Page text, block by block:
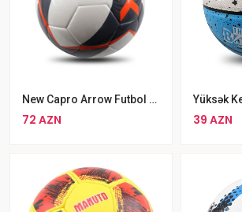
New Capro Arrow Futbol Topu 5 Nömrəli Dayanıqlı Futbol Topu
72 AZN 39 AZN